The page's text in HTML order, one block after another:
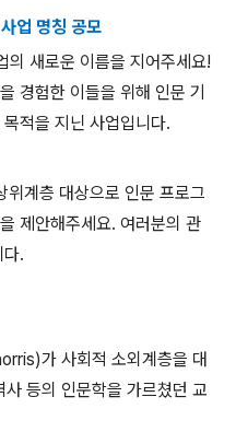
업 명칭 공모
의 새로운 이름을 지어주세요!
경험한 이들을 위해 인문 기
적을 지닌 사업입니다.
위계층 대상으로 인문 프로그
제안해주세요. 여러분의 관
다.
가 사회적 소외계층을 대
사 등의 인문학을 가르쳤던 교